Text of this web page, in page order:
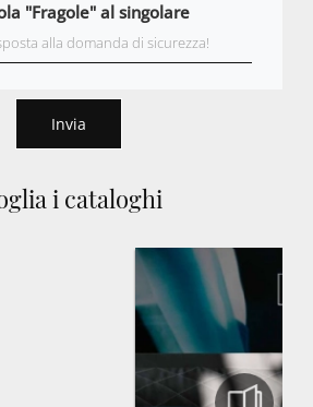
i cataloghi
"Fragole" al singolare
Invia